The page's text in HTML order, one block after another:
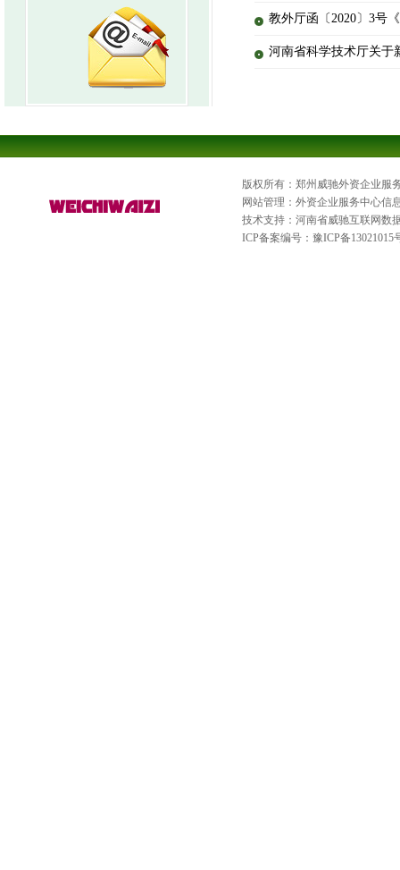
教外厅函〔2020〕3号
河南省科学技术厅关于
版权所有：郑州威驰外资企业服
网站管理：外资企业服务中心信
技术支持：河南省威驰互联网数
ICP备案编号： 豫ICP备13021015